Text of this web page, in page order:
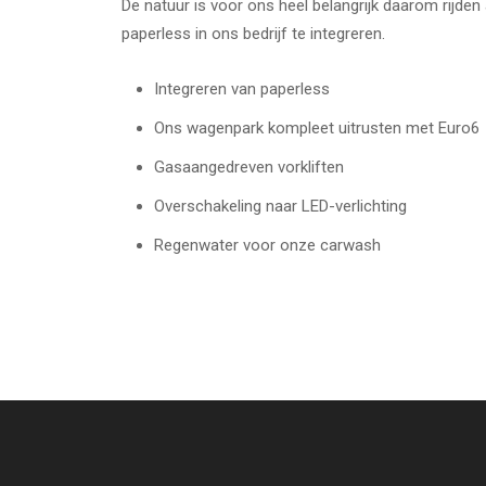
De natuur is voor ons heel belangrijk daarom
paperless in ons bedrijf te integreren.
Integreren van paperless
Ons wagenpark kompleet uitrusten met Euro6
Gasaangedreven vorkliften
Overschakeling naar LED-verlichting
Regenwater voor onze carwash